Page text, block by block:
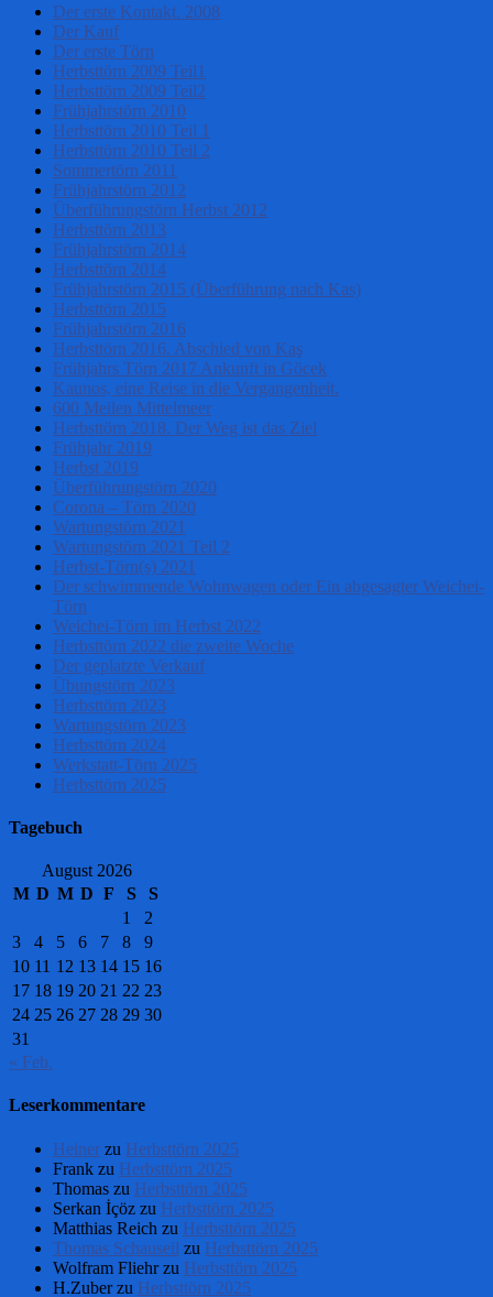
Der erste Kontakt. 2008
Der Kauf
Der erste Törn
Herbsttörn 2009 Teil1
Herbsttörn 2009 Teil2
Frühjahrstörn 2010
Herbsttörn 2010 Teil 1
Herbsttörn 2010 Teil 2
Sommertörn 2011
Frühjahrstörn 2012
Überführungstörn Herbst 2012
Herbsttörn 2013
Frühjahrstörn 2014
Herbsttörn 2014
Frühjahrstörn 2015 (Überführung nach Kas)
Herbsttörn 2015
Frühjahrstörn 2016
Herbsttörn 2016. Abschied von Kaş
Frühjahrs Törn 2017 Ankunft in Göcek
Kaunos, eine Reise in die Vergangenheit.
600 Meilen Mittelmeer
Herbsttörn 2018. Der Weg ist das Ziel
Frühjahr 2019
Herbst 2019
Überführungstörn 2020
Corona – Törn 2020
Wartungstörn 2021
Wartungstörn 2021 Teil 2
Herbst-Törn(s) 2021
Der schwimmende Wohnwagen oder Ein abgesagter Weichei-
Törn
Weichei-Törn im Herbst 2022
Herbsttörn 2022 die zweite Woche
Der geplatzte Verkauf
Übungstörn 2023
Herbsttörn 2023
Wartungstörn 2023
Herbsttörn 2024
Werkstatt-Törn 2025
Herbsttörn 2025
Tagebuch
August 2026
M D M D F S
S
1
2
3
4 5 6 7 8
9
10 11 12 13 14 15 16
17 18 19 20 21 22 23
24 25 26 27 28 29 30
31
« Feb.
Leserkommentare
Heiner zu Herbsttörn 2025
Frank zu Herbsttörn 2025
Thomas zu Herbsttörn 2025
Serkan İçöz zu Herbsttörn 2025
Matthias Reich zu Herbsttörn 2025
Thomas Schauseil zu Herbsttörn 2025
Wolfram Fliehrzu Herbsttörn 2025
H.Zuberzu Herbsttörn 2025